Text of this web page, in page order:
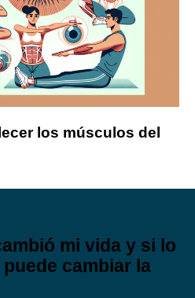
los músculos del
mi vida y si lo
cambiar la